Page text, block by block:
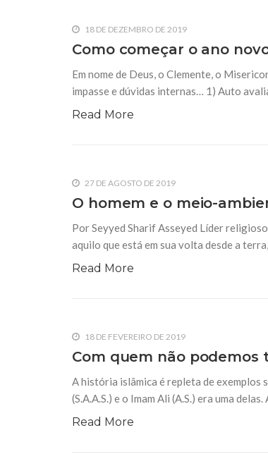
18 DE DEZEMBRO DE 2019
Como começar o ano
Em nome de Deus, o Clemente, o
impasse e dúvidas internas… 1) Auto
Read More
27 DE AGOSTO DE 2019
O homem e o meio-
Por Seyyed Sharif Asseyed Líder
aquilo que está em sua volta desde a
Read More
18 DE FEVEREIRO DE 2019
Com quem não podemos
A história islâmica é repleta de exemplos
(S.A.A.S.) e o Imam Ali (A.S.) era uma
Read More